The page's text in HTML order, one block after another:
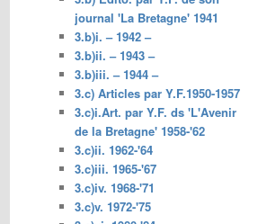
journal 'La Bretagne' 1941
3.b)i. – 1942 –
3.b)ii. – 1943 –
3.b)iii. – 1944 –
3.c) Articles par Y.F.1950-1957
3.c)i.Art. par Y.F. ds 'L'Avenir
de la Bretagne' 1958-'62
3.c)ii. 1962-'64
3.c)iii. 1965-'67
3.c)iv. 1968-'71
3.c)v. 1972-'75